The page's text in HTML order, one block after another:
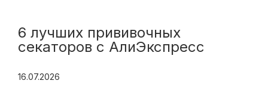
6 лучших прививочных
секаторов с АлиЭкспресс
16.07.2026